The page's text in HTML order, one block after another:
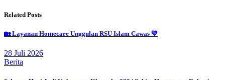
Related Posts
🏡 Layanan Homecare Unggulan RSU Islam Cawas 💚
28 Juli 2026
Berita